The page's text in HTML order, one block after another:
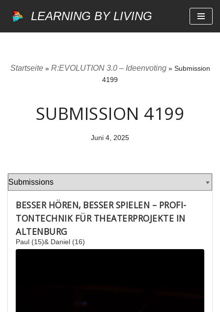
LEARNING BY LIVING
Startseite» R:EVOLUTION 3.0 – Ideenvoting» Submission
4199
SUBMISSION 4199
Juni 4, 2025
BESSER HÖREN, BESSER SPIELEN – PROFI-
TONTECHNIK FÜR THEATERPROJEKTE IN
ALTENBURG
Paul (15)& Daniel (16)